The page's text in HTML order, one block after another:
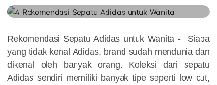
Rekomendasi Sepatu Adidas untuk Wanita -
Siapa
yang tidak kenal Adidas, brand sudah mendunia dan
dikenal oleh banyak orang. Koleksi dari sepatu
Adidas sendiri memiliki banyak tipe seperti low cut,